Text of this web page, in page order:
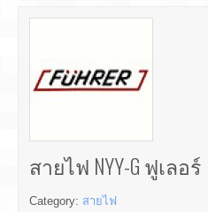
สายไฟ NYY-G ฟูเลอร์
Category: สายไฟ